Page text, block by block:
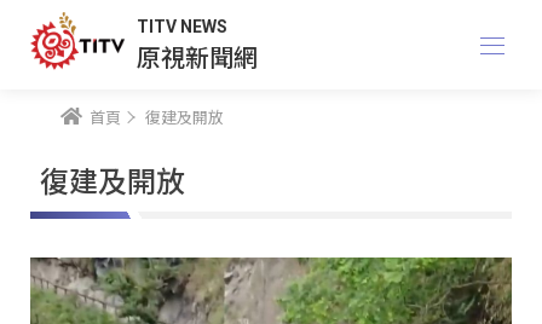
TITV NEWS
原視新聞網
首頁 復建及開放
復建及開放